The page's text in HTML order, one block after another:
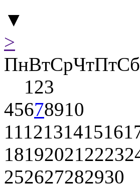
▼
>
ПнВтСрЧтПтСб
123
45678910
111213141516
181920212223
252627282930